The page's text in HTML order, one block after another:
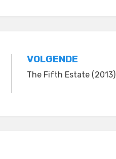
VOLGENDE
The Fifth Estate (2013)